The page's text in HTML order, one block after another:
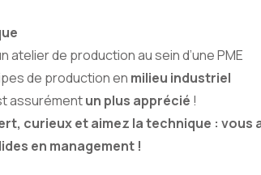
de production au sein d’une PME
de production en milieu industriel
assurémentun plus apprécié !
curieux et aimez la technique : vous
en management !